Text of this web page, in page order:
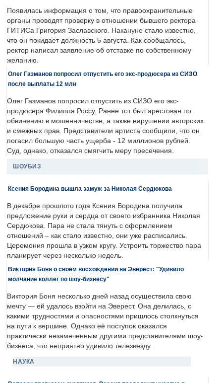
Появилась информация о том, что правоохранительные
органы проводят проверку в отношении бывшего ректора
ГИТИСа Григория Заславского. Накануне стало известно,
что он покидает должность 5 августа. Как сообщалось,
ректор написал заявление об отставке по собственному
желанию.
Олег Газманов попросил отпустить его экс-продюсера из СИЗО
после выплаты 12 млн
Олег Газманов попросил отпустить из СИЗО его экс-
продюсера Филиппа Россу. Ранее тот был арестован по
обвинению в мошенничестве, а также нарушении авторских
и смежных прав. Представители артиста сообщили, что он
погасил большую часть ущерба - 12 миллионов рублей.
Суд, однако, отказался смягчить меру пресечения.
ШОУБИЗ
Ксения Бородина вышла замуж за Николая Сердюкова
В декабре прошлого года Ксения Бородина получила
предложение руки и сердца от своего избранника Николая
Сердюкова. Пара не стала тянуть с оформлением
отношений – как стало известно, они уже расписались.
Церемония прошла в узком кругу. Устроить торжество пара
планирует через несколько недель.
Виктория Боня о своем восхождении на Эверест: "Удивило
молчание коллег по шоу-бизнесу"
Виктория Боня несколько дней назад осуществила свою
мечту — ей удалось взойти на Эверест. Она делилась, с
какими трудностями и опасностями пришлось столкнуться
на пути к вершине. Однако её поступок оказался
практически незамеченным другими представителями шоу-
бизнеса, что неприятно удивило телезвезду.
НАУКА